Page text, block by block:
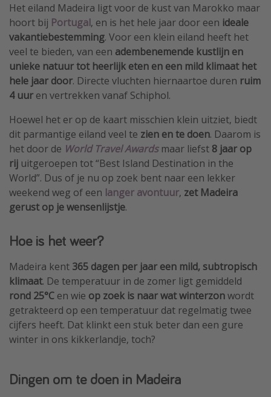
Strandvakantie in Nederland
All inclusive vakantie in Griekenland
Het eiland Madeira ligt voor de kust van Marokko maar
hoort bij Portugal, en is het hele jaar door een ideale
vakantiebestemming. Voor een klein eiland heeft het
veel te bieden, van een adembenemende kustlijn en
unieke natuur tot heerlijk eten en een mild klimaat het
hele jaar door. Directe vluchten hiernaartoe duren ruim
4 uur en vertrekken vanaf Schiphol.
Hoewel het er op de kaart misschien klein uitziet, biedt
dit parmantige eiland veel te zien en te doen. Daarom is
het door de World Travel Awardsmaar liefst 8 jaar op
rij uitgeroepen tot “Best Island Destination in the
World”. Dus of je nu op zoek bent naar een lekker
weekend weg of een langer avontuur, zet Madeira
gerust op je wensenlijstje.
Hoe is het weer?
Madeira kent 365 dagen per jaar een mild, subtropisch
klimaat. De temperatuur in de zomer ligt gemiddeld
rond 25°C en wie op zoek is naar wat winterzonwordt
getrakteerd op een temperatuur dat regelmatig twee
cijfers heeft. Dat klinkt een stuk beter dan een gure
winter in ons kikkerlandje, toch?
Dingen om te doen in Madeira